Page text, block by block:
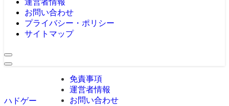
運営者情報
お問い合わせ
プライバシー・ポリシー
サイトマップ
ハドゲー
免責事項
運営者情報
お問い合わせ